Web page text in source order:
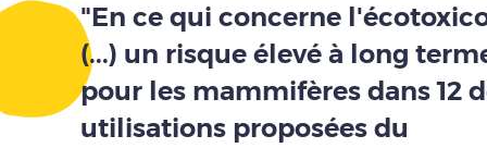
"En ce qui concerne
(...) un risque élevé à long
pour les mammifères dans 12
utilisations proposées du